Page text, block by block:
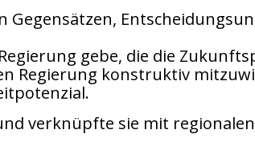
Gegensätzen,
gebe, die die
Regierung konstruktiv
verknüpfte sie mit